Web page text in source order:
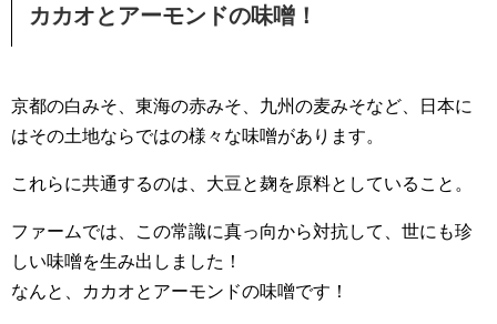
カカオとアーモンドの味噌！
京都の白みそ、東海の赤みそ、九州の麦みそなど、日本に
はその土地ならではの様々な味噌があります。
これらに共通するのは、大豆と麹を原料としていること。
ファームでは、この常識に真っ向から対抗して、世にも珍
しい味噌を生み出しました！
なんと、カカオとアーモンドの味噌です！